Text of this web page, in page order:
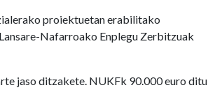
proiektuetan erabilitako
Nafarroako Enplegu Zerbitzuak
jaso ditzakete. NUKFk 90.000 euro ditu